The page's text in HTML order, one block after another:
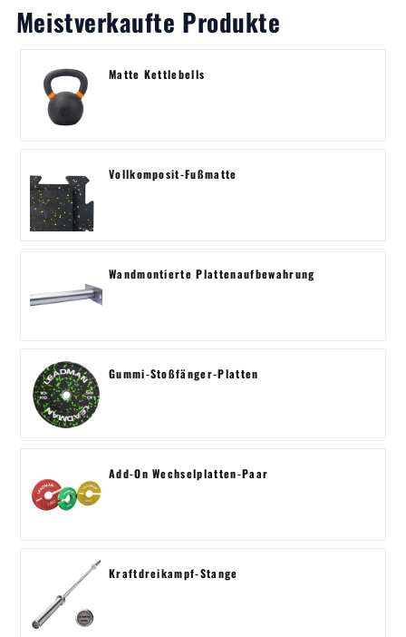
Meistverkaufte Produkte
Matte Kettlebells
Vollkomposit-Fußmatte
Wandmontierte Plattenaufbewahrung
Gummi-Stoßfänger-Platten
Add-On Wechselplatten-Paar
Kraftdreikampf-Stange